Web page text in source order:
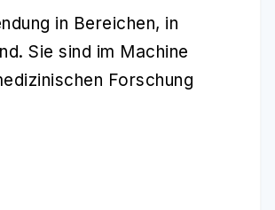
in Bereichen, in
Sie sind im Machine
Forschung